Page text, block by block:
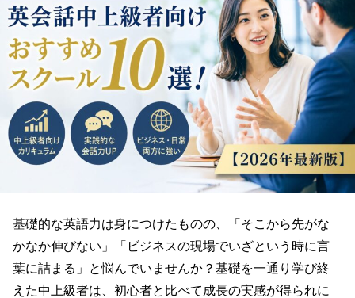
基礎的な英語力は身につけたものの、「そこから先がな
かなか伸びない」「ビジネスの現場でいざという時に言
葉に詰まる」と悩んでいませんか？基礎を一通り学び終
えた中上級者は、初心者と比べて成長の実感が得られに